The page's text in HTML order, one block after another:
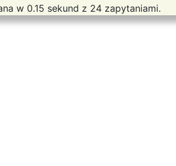
w 0.15 sekund z 24 zapytaniami.